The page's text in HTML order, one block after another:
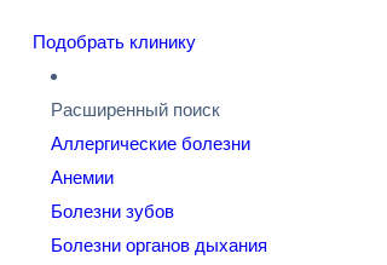
Подобрать клинику
Расширенный поиск
Аллергические болезни
Анемии
Болезни зубов
Болезни органов дыхания